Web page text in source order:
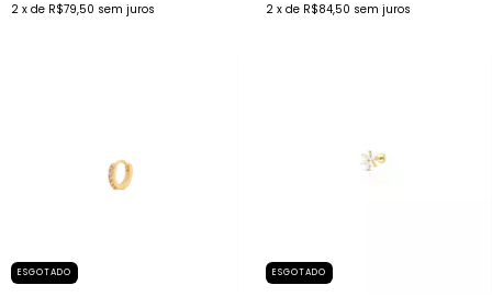
2 x de R$79,50 sem juros
2 x de R$84,50 sem juros
ESGOTADO ESGOTADO